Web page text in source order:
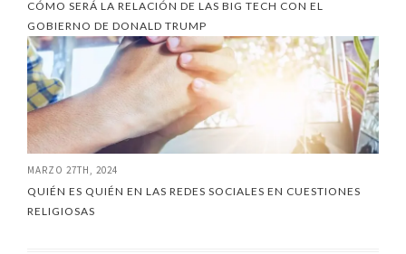
CÓMO SERÁ LA RELACIÓN DE LAS BIG TECH CON EL
GOBIERNO DE DONALD TRUMP
MARZO 27TH, 2024
QUIÉN ES QUIÉN EN LAS REDES SOCIALES EN CUESTIONES
RELIGIOSAS